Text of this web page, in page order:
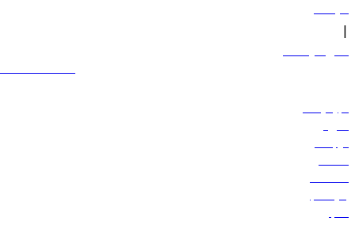
سياساتنا
|
الشروط والأحكام
600 544 445
حجز الرحلات
العروض
الوجهات
الأمتعة
المساعدة
إدارة الحجز
الأخبار